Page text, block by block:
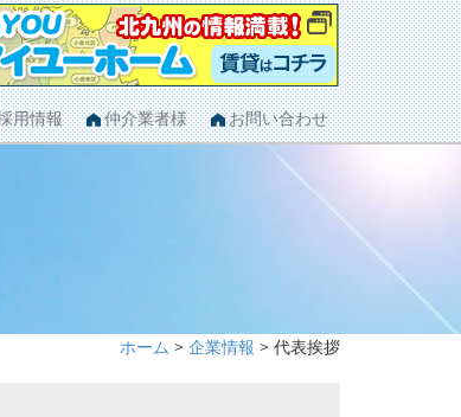
用情報 仲介業者様 お問い合わせ
ホーム > 企業情報 > 代表挨拶